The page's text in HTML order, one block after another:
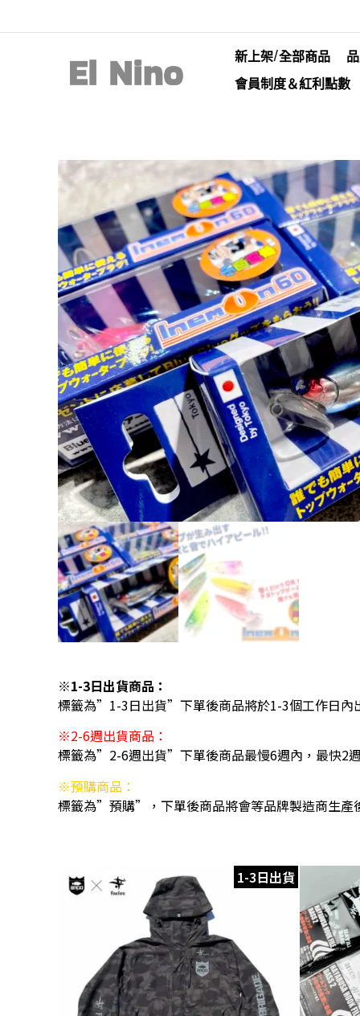
新上架/全部商品
會員制度＆紅利點數
※1-3日出貨商品：
標籤為”1-3日出貨”下單後商品將於1-3個工作日內
※2-6週出貨商品：
標籤為”2-6週出貨”下單後商品最慢6週內，最快2
※預購商品：
標籤為”預購”，下單後商品將會等品牌製造商生產
1-3日出貨